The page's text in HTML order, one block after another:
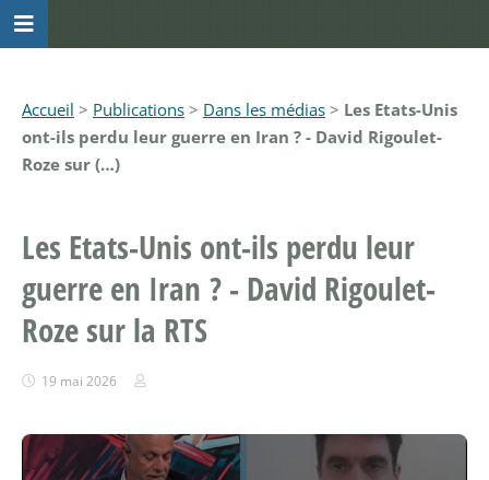
Accueil > Publications > Dans les médias > Les Etats-Unis
ont-ils perdu leur guerre en Iran ? - David Rigoulet-
Roze sur (…)
Les Etats-Unis ont-ils perdu leur
guerre en Iran ? - David Rigoulet-
Roze sur la RTS
19 mai 2026